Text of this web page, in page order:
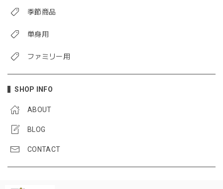
季節商品
単身用
ファミリー用
SHOP INFO
ABOUT
BLOG
CONTACT